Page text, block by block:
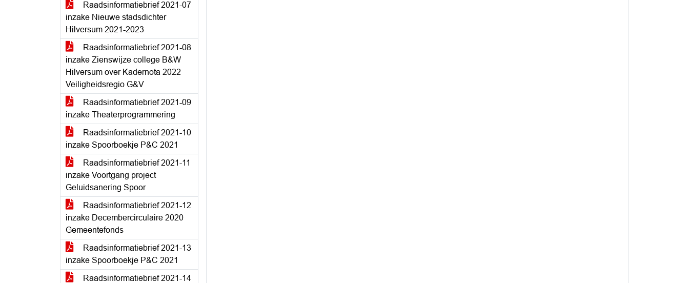
Raadsinformatiebrief 2021-07
inzake Nieuwe stadsdichter
Hilversum 2021-2023
Raadsinformatiebrief 2021-08
inzake Zienswijze college B&W
Hilversum over Kadernota 2022
Veiligheidsregio G&V
Raadsinformatiebrief 2021-09
inzake Theaterprogrammering
Raadsinformatiebrief 2021-10
inzake Spoorboekje P&C 2021
Raadsinformatiebrief 2021-11
inzake Voortgang project
Geluidsanering Spoor
Raadsinformatiebrief 2021-12
inzake Decembercirculaire 2020
Gemeentefonds
Raadsinformatiebrief 2021-13
inzake Spoorboekje P&C 2021
Raadsinformatiebrief 2021-14